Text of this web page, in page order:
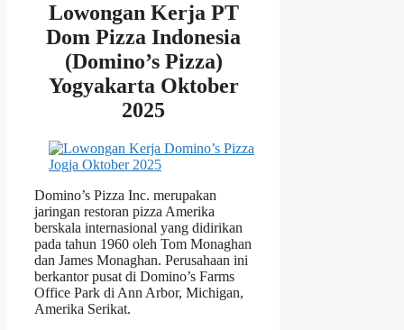
Lowongan Kerja PT
Dom Pizza Indonesia
(Domino’s Pizza)
Yogyakarta Oktober
2025
Domino’s Pizza Inc. merupakan
jaringan restoran pizza Amerika
berskala internasional yang didirikan
pada tahun 1960 oleh Tom Monaghan
dan James Monaghan. Perusahaan ini
berkantor pusat di Domino’s Farms
Office Park di Ann Arbor, Michigan,
Amerika Serikat.